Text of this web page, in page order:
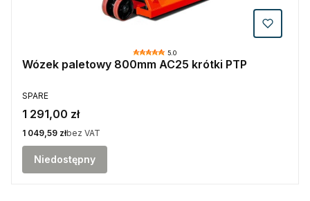
5.0
Wózek paletowy 800mm AC25 krótki PTP
PRODUCENT
SPARE
Cena
1 291,00 zł
Cena
1 049,59 złbez VAT
Niedostępny